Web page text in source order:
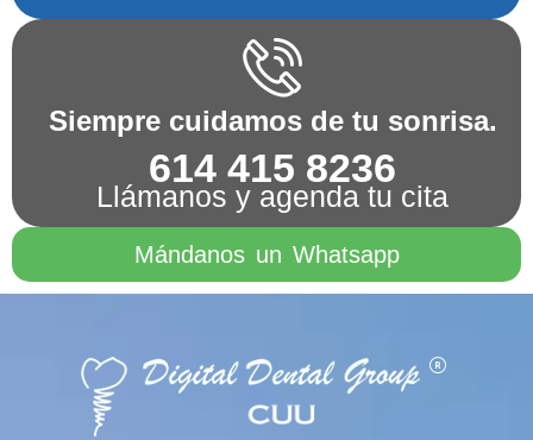
Siempre cuidamos de tu sonrisa.
614 415 8236
Llámanos y agenda tu cita
Mándanos un Whatsapp